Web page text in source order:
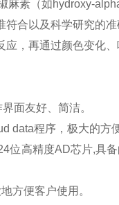
素（如hydroxy-
合以及科学研究的准
，再通过颜色变化
面友好、简洁。
data程序，极大的方
位高精度AD芯片,具
方便客户使用。